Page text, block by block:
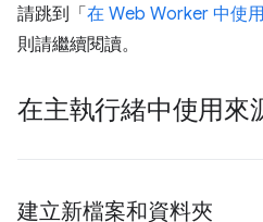
請跳到「在 Web Worker 中使
則請繼續閱讀。
在主執行緒中使用來
建立新檔案和資料夾